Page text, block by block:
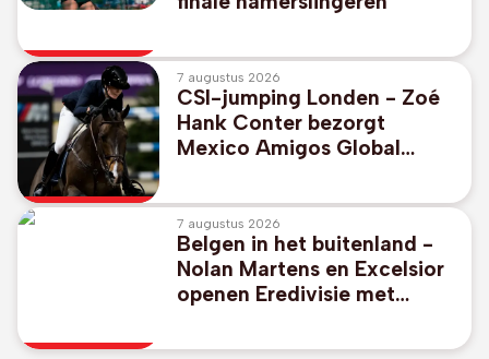
7 augustus 2026
CSI-jumping Londen - Zoé
Hank Conter bezorgt
Mexico Amigos Global
overwinning in Londen
7 augustus 2026
Belgen in het buitenland -
Nolan Martens en Excelsior
openen Eredivisie met
promovendus Cambuur